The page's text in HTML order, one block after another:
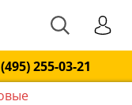
255-03-21